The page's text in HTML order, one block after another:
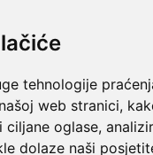
tehnologije
web stranici,
oglase,
dolaze naši
Luka Ivanković
Našice